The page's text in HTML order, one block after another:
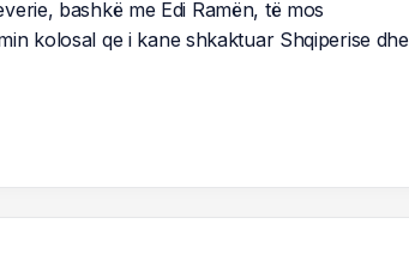
bashkë me Edi Ramën, të mos
kolosal qe i kane shkaktuar Shqiperise dhe